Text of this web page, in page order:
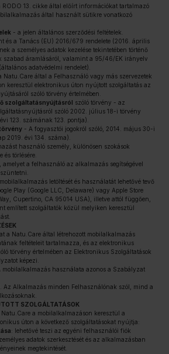
RODO 13. cikke által előírt információkat tartalmazó
által használt sütikre vonatkozó
- a jelen általános szerződési feltételek.
és a Tanács (EU) 2016/679 rendelete (2016. április
a személyes adatok kezelése tekintetében történő
szabad áramlásáról, valamint a 95/46/EK irányelv
adatvédelmi rendelet).
Natu.Care által a Felhasználó vagy más szervezetek
keresztül elektronikus úton nyújtott szolgáltatás az
szóló törvény értelmében.
szolgáltatásnyújtásról szóló törvény - az
szóló 2002. július 18-i törvény
123. számának 123. pontja).
- A fogyasztói jogokról szóló, 2014. május 30-i
2019. évi 134. száma).
használó személy, különösen szokások
és törlésére.
amelyet a felhasználó az alkalmazás segítségével
letöltését és használatát lehetővé tevő
Play (Google LLC, Delaware) vagy Apple Store
Cupertino, CA 95014 USA), illetve attól függően,
említett szolgáltatók közül melyiken keresztül
a Natu.Care által létrehozott mobilalkalmazás
feltételeit tartalmazza, és az elektronikus
törvény értelmében az Elektronikus Szolgáltatások
képezi.
mobilalkalmazás használata azonos a Szabályzat
. Az Alkalmazás minden Felhasználónak szól, mind a
SZOLGÁLTATÁSOK
Natu.Care a mobilalkalmazáson keresztül a
úton a következő szolgáltatásokat nyújtja:
: lehetővé teszi az egyéni felhasználói fiók
adatok szerkesztését és az alkalmazásban
megtekintését.